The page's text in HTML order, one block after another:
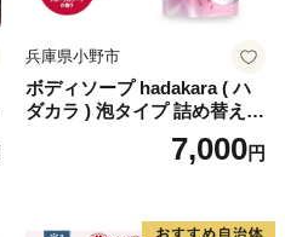
兵庫県小野市
ボディソープ hadakara ( ハ
ダカラ ) 泡タイプ 詰め替え 4
40ml×4袋 ボディーソープ 泡
ボディソープ 泡 日用品 消耗
泡石鹸 石鹸 兵庫 兵庫県 小野
7,000円